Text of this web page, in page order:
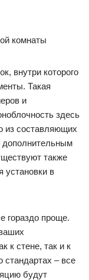
внутри которого
Такая
и
здесь
из составляющих
дополнительным
также
установки в
гораздо проще.
к стене, так и к
стандартах – все
будут